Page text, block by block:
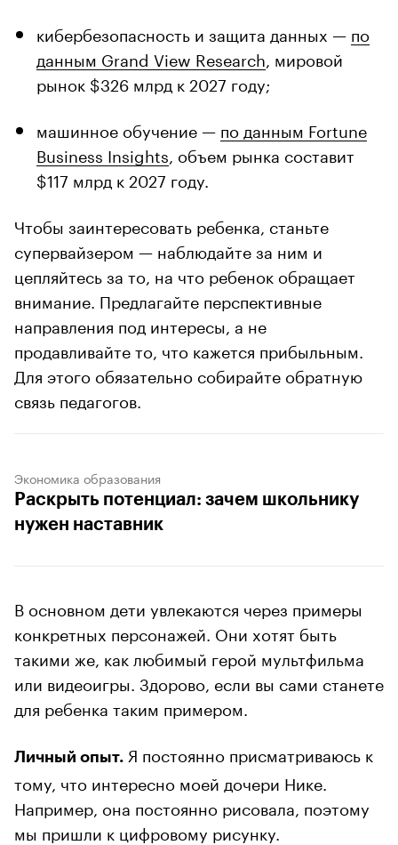
кибербезопасность и защита данных — по
данным Grand View Research , мировой
рынок $326 млрд к 2027 году;
машинное обучение — по данным Fortune
Business Insights , объем рынка составит
$117 млрд к 2027 году.
Чтобы заинтересовать ребенка, станьте
супервайзером — наблюдайте за ним и
цепляйтесь за то, на что ребенок обращает
внимание. Предлагайте перспективные
направления под интересы, а не
продавливайте то, что кажется прибыльным.
Для этого обязательно собирайте обратную
связь педагогов.
Экономика образования
Раскрыть потенциал: зачем школьнику
нужен наставник
В основном дети увлекаются через примеры
конкретных персонажей. Они хотят быть
такими же, как любимый герой мультфильма
или видеоигры. Здорово, если вы сами станете
для ребенка таким примером.
Личный опыт. Я постоянно присматриваюсь к
тому, что интересно моей дочери Нике.
Например, она постоянно рисовала, поэтому
мы пришли к цифровому рисунку.